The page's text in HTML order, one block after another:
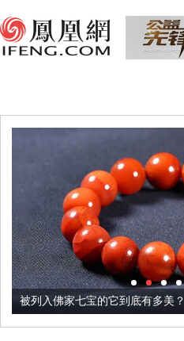
被列入佛家七宝的它到底有多美？